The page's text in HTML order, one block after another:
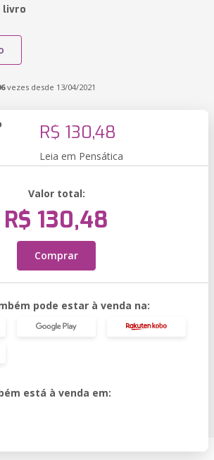
livro
vezes desde 13/04/2021
R$ 130,48
Leia em Pensática
Valor total:
R$ 130,48
Comprar
pode estar à venda na:
está à venda em: